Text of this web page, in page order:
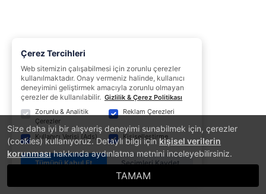
Size daha iyi bir alışveriş deneyimi sunabilmek için, çerezler
(cookies) kullanıyoruz. Detaylı bilgi içinkişisel verilerin
korunmasıhakkında aydınlatma metnini inceleyebilirsiniz.
TAMAM
Çerez Tercihleri
Web sitemizin çalışabilmesi için zorunlu çerezler
kullanılmaktadır. Onay vermeniz halinde, kullanıcı
deneyimini geliştirmek amacıyla zorunlu olmayan
çerezler de kullanılabilir. Gizlilik & Çerez Politikası
Zorunlu & Analitik
Çerezler
Reklam Çerezleri
Kullanıcı Verisi (Ads) Kişiselleştirme
Tümünü Kabul Et Seçimleri Kaydet